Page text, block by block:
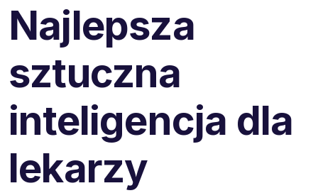
Najlepsza
sztuczna
inteligencja dla
lekarzy